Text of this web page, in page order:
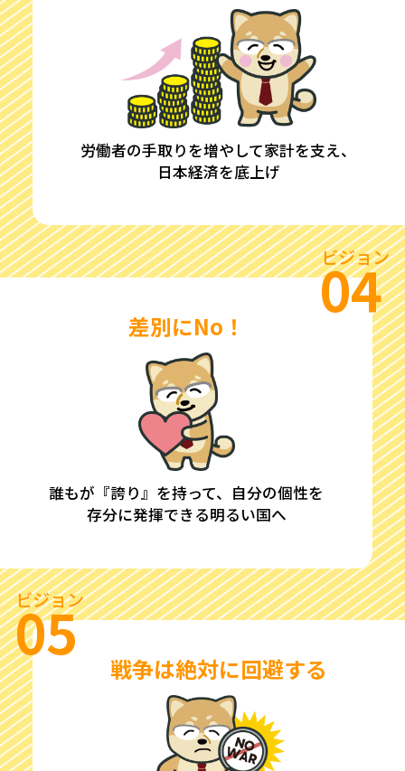
労働者の手取りを増やして家計を支え、
日本経済を底上げ
ビジョン
04
差別にNo！
誰もが『誇り』を持って、自分の個性を
存分に発揮できる明るい国へ
ビジョン
05 戦争は絶対に回避する